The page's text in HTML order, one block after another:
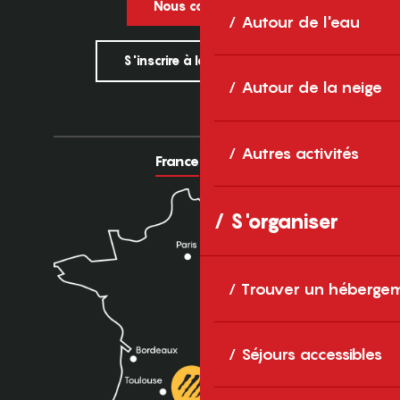
Autour de l'eau
Autour de la neige
Autres activités
S'organiser
Trouver un
Séjours accessibles
Nous contacter
S'inscrire à la newsletter
France Europe